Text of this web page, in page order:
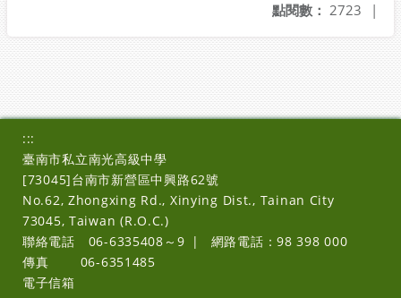
點閱數： 2723 |
:::
臺南市私立南光高級中學
[73045]台南市新營區中興路62號
No.62, Zhongxing Rd., Xinying Dist., Tainan City
73045, Taiwan (R.O.C.)
聯絡電話
06-6335408～9 |
網路電話：98 398 000
傳真
06-6351485
電子信箱